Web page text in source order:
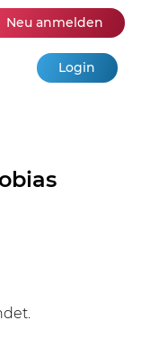
Neu anmelden
Login